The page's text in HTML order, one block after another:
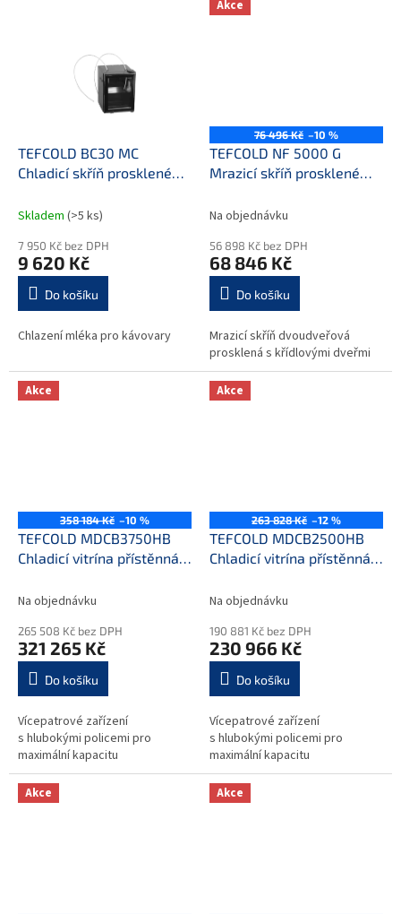
TEFCOLD BC30 MC
Chladicí skříň prosklené
Skladem (>5 ks)
7 950 Kč bez DPH
9 620 Kč
Do košíku
Chlazení mléka pro kávovary
Akce
76 496 Kč –10 %
TEFCOLD NF 5000 G
Mrazicí skříň prosklené
Na objednávku
56 898 Kč bez DPH
68 846 Kč
Do košíku
Mrazicí skříň dvoudveřová
prosklená s křídlovými dveřmi
Akce
358 184 Kč –10 %
TEFCOLD MDCB3750HB
Chladicí vitrína přístěnná,
Na objednávku
265 508 Kč bez DPH
321 265 Kč
Do košíku
Vícepatrové zařízení
s hlubokými policemi pro
maximální kapacitu
Akce
263 828 Kč –12 %
TEFCOLD MDCB2500HB
Chladicí vitrína přístěnná,
Na objednávku
190 881 Kč bez DPH
230 966 Kč
Do košíku
Vícepatrové zařízení
s hlubokými policemi pro
maximální kapacitu
Akce Akce